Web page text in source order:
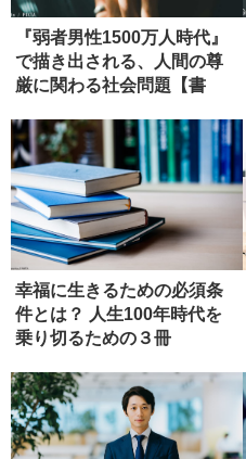
『弱者男性1500万人時代』
で描き出される、人間の尊
厳に関わる社会問題【書
幸福に生きるための必須条
件とは？ 人生100年時代を
乗り切るための３冊